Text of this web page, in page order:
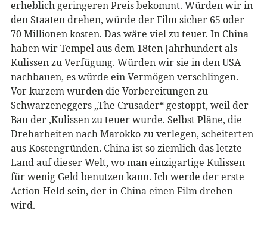
erheblich geringeren Preis bekommt. Würden wir in
den Staaten drehen, würde der Film sicher 65 oder
70 Millionen kosten. Das wäre viel zu teuer. In China
haben wir Tempel aus dem 18ten Jahrhundert als
Kulissen zu Verfügung. Würden wir sie in den USA
nachbauen, es würde ein Vermögen verschlingen.
Vor kurzem wurden die Vorbereitungen zu
Schwarzeneggers „The Crusader“ gestoppt, weil der
Bau der ‚Kulissen zu teuer wurde. Selbst Pläne, die
Dreharbeiten nach Marokko zu verlegen, scheiterten
aus Kostengründen. China ist so ziemlich das letzte
Land auf dieser Welt, wo man einzigartige Kulissen
für wenig Geld benutzen kann. Ich werde der erste
Action-Held sein, der in China einen Film drehen
wird.